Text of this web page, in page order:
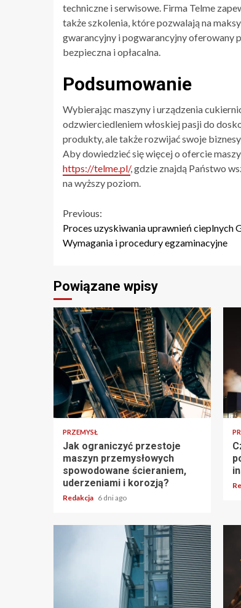
techniczne i serwisowe. Firma Telme
także szkolenia, które pozwalają na
gwarancyjny i pogwarancyjny oferowany
bezpieczna i opłacalna.
Podsumowanie
Wybierając maszyny i urządzenia
odzwierciedleniem włoskiej pasji do
produkty, ale także rozwijać swoje
Aby dowiedzieć się więcej o ofercie
https://telme.pl/, gdzie znajdą Państwo
na wyższy poziom.
Continue
Reading
Previous:
Proces uzyskiwania uprawnień cieplnych
Wymagania i procedury egzaminacyjne
Powiązane wpisy
PRZEMYSŁ
Jak ograniczyć przestoje
maszyn przemysłowych
spowodowane ścieraniem,
uderzeniami i korozją?
Redakcja 6 dni ago